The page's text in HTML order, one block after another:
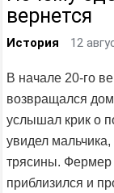
вернется
История 12
В начале 20-го
возвращался
услышал крик о
увидел
трясины. Фермер
приблизился и